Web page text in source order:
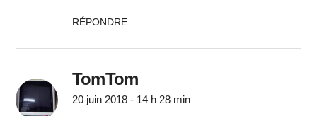
RÉPONDRE
TomTom
20 juin 2018 - 14 h 28 min